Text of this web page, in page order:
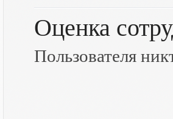
Оценка
Пользователя